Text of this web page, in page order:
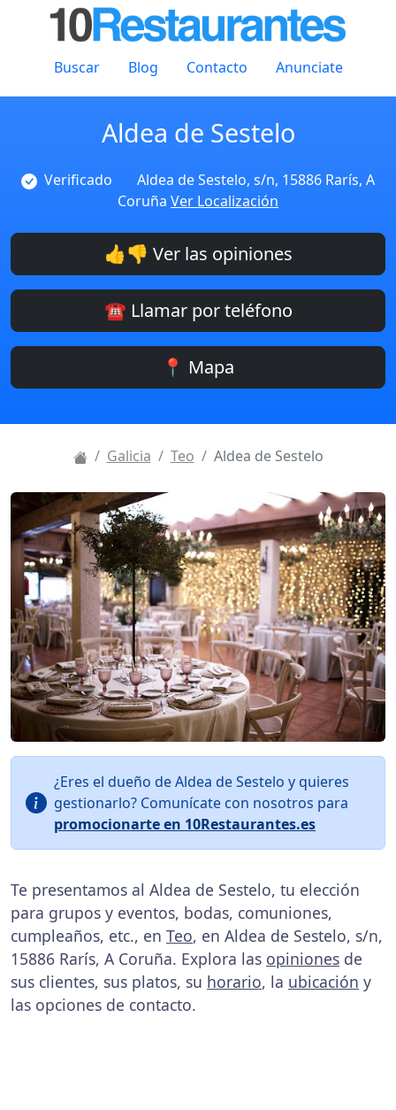
Buscar Blog Contacto Anunciate
Aldea de Sestelo
Verificado
Aldea de Sestelo, s/n, 15886 Rarís, A
Coruña Ver Localización
👍👎 Ver las opiniones
☎️ Llamar por teléfono
📍 Mapa
Galicia Teo Aldea de Sestelo
¿Eres el dueño de Aldea de Sestelo y quieres
gestionarlo? Comunícate con nosotros para
promocionarte en 10Restaurantes.es
Te presentamos al Aldea de Sestelo, tu elección
para grupos y eventos, bodas, comuniones,
cumpleaños, etc., en Teo, en Aldea de Sestelo, s/n,
15886 Rarís, A Coruña. Explora las opiniones de
sus clientes, sus platos, su horario, la ubicación y
las opciones de contacto.